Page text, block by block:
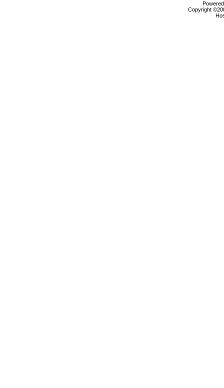
Copyright